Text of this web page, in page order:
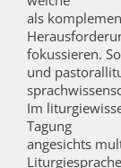
als
fokussieren.
und
Im
Tagung
angesichts
Liturgiesprache